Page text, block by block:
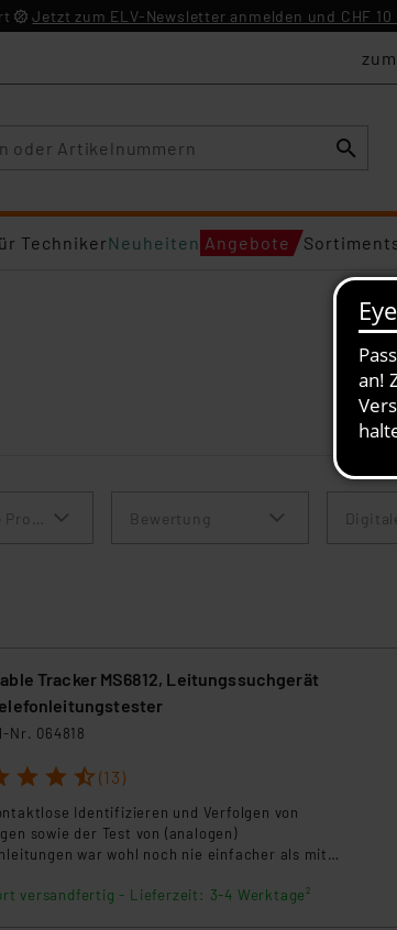
Jetzt zum ELV-Newsletter anmelden und CHF
TechnikerNeuheiten Angebote
anzeigenBewertung
Tracker MS6812, Leitungssuchgerät
Nr. 064818
3 4 5 (13)
Identifizieren und Verfolgen von
sowie der Test von (analogen)
war wohl noch nie einfacher als mit
versandfertig - Lieferzeit: 3-4 Werktage²